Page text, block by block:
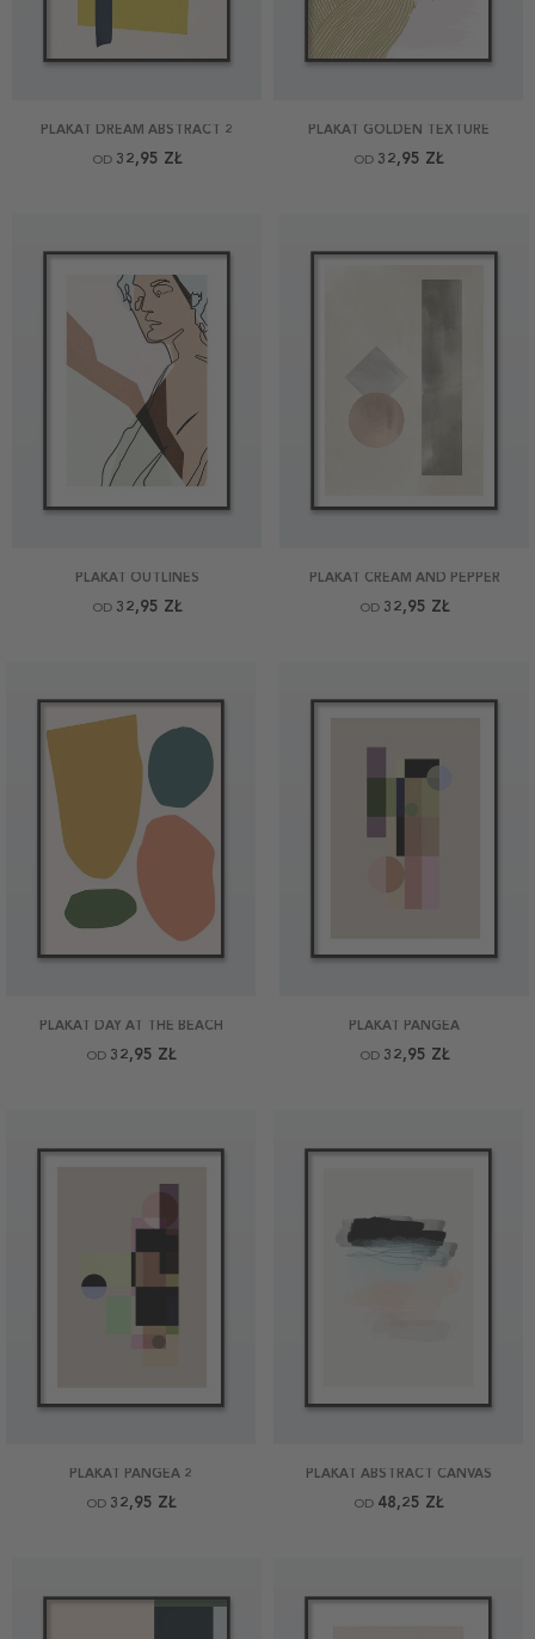
PLAKAT DREAM ABSTRACT 2
OD 32,95 ZŁ
PLAKAT GOLDEN TEXTURE
OD 32,95 ZŁ
PLAKAT OUTLINES
OD 32,95 ZŁ
PLAKAT CREAM AND PEPPER
OD 32,95 ZŁ
PLAKAT DAY AT THE BEACH
OD 32,95 ZŁ
PLAKAT PANGEA
OD 32,95 ZŁ
PLAKAT PANGEA 2
OD 32,95 ZŁ
PLAKAT ABSTRACT CANVAS
OD 48,25 ZŁ